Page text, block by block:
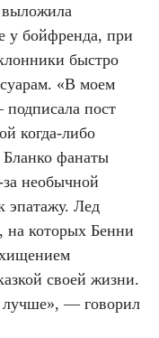
выложила
у бойфренда, при
быстро
«В моем
пост
когда-либо
Бланко фанаты
необычной
эпатажу. Лед
на которых Бенни
своей жизни.
лучше», — говорил